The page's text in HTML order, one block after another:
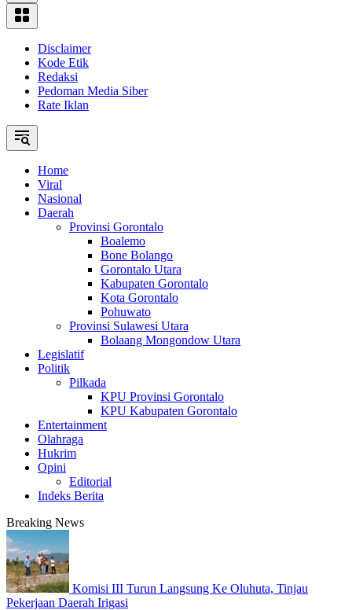
Disclaimer
Kode Etik
Redaksi
Pedoman Media Siber
Rate Iklan
Home
Viral
Nasional
Daerah
Provinsi Gorontalo
Boalemo
Bone Bolango
Gorontalo Utara
Kabupaten Gorontalo
Kota Gorontalo
Pohuwato
Provinsi Sulawesi Utara
Bolaang Mongondow Utara
Legislatif
Politik
Pilkada
KPU Provinsi Gorontalo
KPU Kabupaten Gorontalo
Entertainment
Olahraga
Hukrim
Opini
Editorial
Indeks Berita
Breaking News
Komisi III Turun Langsung Ke Oluhuta, Tinjau
Pekerjaan Daerah Irigasi